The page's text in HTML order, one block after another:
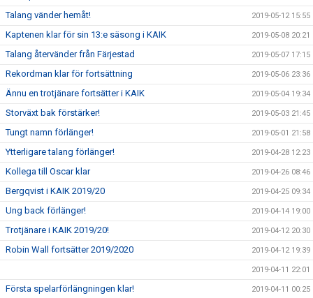
Talang vänder hemåt! 2019-05-12 15:55
Kaptenen klar för sin 13:e säsong i KAIK 2019-05-08 20:21
Talang återvänder från Färjestad 2019-05-07 17:15
Rekordman klar för fortsättning 2019-05-06 23:36
Ännu en trotjänare fortsätter i KAIK 2019-05-04 19:34
Storväxt bak förstärker! 2019-05-03 21:45
Tungt namn förlänger! 2019-05-01 21:58
Ytterligare talang förlänger! 2019-04-28 12:23
Kollega till Oscar klar 2019-04-26 08:46
Bergqvist i KAIK 2019/20 2019-04-25 09:34
Ung back förlänger! 2019-04-14 19:00
Trotjänare i KAIK 2019/20! 2019-04-12 20:30
Robin Wall fortsätter 2019/2020 2019-04-12 19:39
2019-04-11 22:01
Första spelarförlängningen klar! 2019-04-11 00:25